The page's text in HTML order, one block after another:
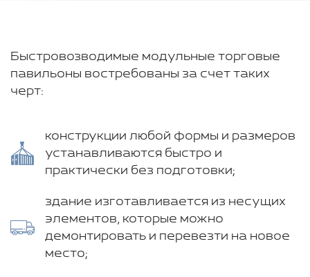
Быстровозводимые модульные торговые
павильоны востребованы за счет таких
черт:
конструкции любой формы и размеров
устанавливаются быстро и
практически без подготовки;
здание изготавливается из несущих
элементов, которые можно
демонтировать и перевезти на новое
место;